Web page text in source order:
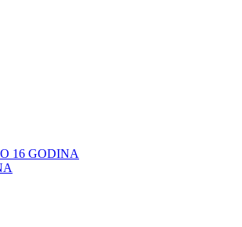
16 GODINA